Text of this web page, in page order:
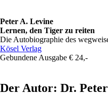
Peter A. Levine
Lernen, den Tiger zu reiten
Die Autobiographie des
Kösel Verlag
Gebundene Ausgabe € 24,-
Der Autor: Dr.